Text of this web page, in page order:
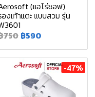
(แอโร่ซอฟ)
องเท้าแตะ แบบสวม รุ่น
750 ฿590
-47%